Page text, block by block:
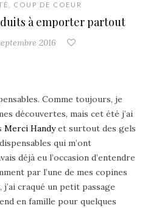
COUP DE COEUR
à emporter partout
2016
Comme toujours, je
découvertes, mais cet été j’ai
Merci Handyet surtout des gels
qui m’ont
déjà eu l’occasion d’entendre
par l’une de mes copines
craqué un petit passage
en famille pour quelques